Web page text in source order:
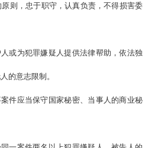
则，忠于职守，认真负责，不得损害委
或为犯罪嫌疑人提供法律帮助，依法独
的意志限制。
件应当保守国家秘密、当事人的商业秘